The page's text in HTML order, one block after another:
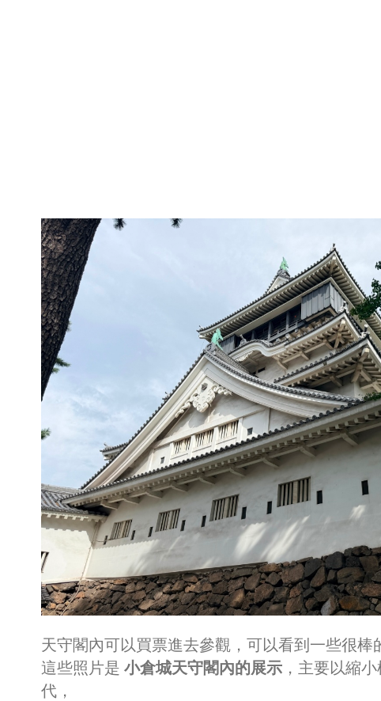
天守閣內可以買票進去參觀，可以看到一些很棒
這些照片是 小倉城天守閣內的展示 ，主要以縮
代，